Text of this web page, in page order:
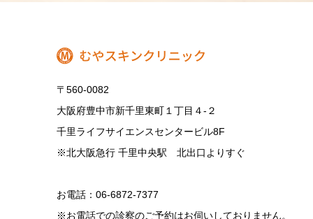
〒560-0082
大阪府豊中市新千里東町１丁目４‐２
千里ライフサイエンスセンタービル8F
※北大阪急行 千里中央駅 北出口よりすぐ
お電話：06-6872-7377
※お電話での診察のご予約はお伺いしておりません。